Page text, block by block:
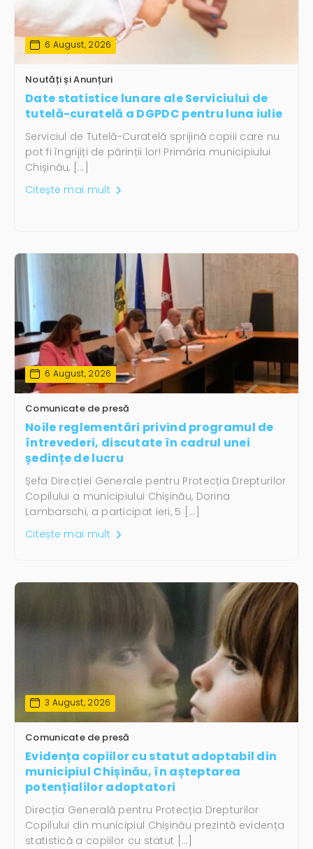
6 August, 2026
Noutăți și Anunțuri
Date statistice lunare ale Serviciului de
tutelă-curatelă a DGPDC pentru luna iulie
Serviciul de Tutelă-Curatelă sprijină copiii care nu
pot fi îngrijiți de părinții lor! Primăria municipiului
Chișinău, […]
Citește mai mult
6 August, 2026
Comunicate de presă
Noile reglementări privind programul de
întrevederi, discutate în cadrul unei
ședințe de lucru
Șefa Direcției Generale pentru Protecția Drepturilor
Copilului a municipiului Chișinău, Dorina
Lambarschi, a participat ieri, 5 […]
Citește mai mult
3 August, 2026
Comunicate de presă
Evidența copiilor cu statut adoptabil din
municipiul Chișinău, în așteptarea
potențialilor adoptatori
Direcția Generală pentru Protecția Drepturilor
Copilului din municipiul Chișinău prezintă evidența
statistică a copiilor cu statut […]